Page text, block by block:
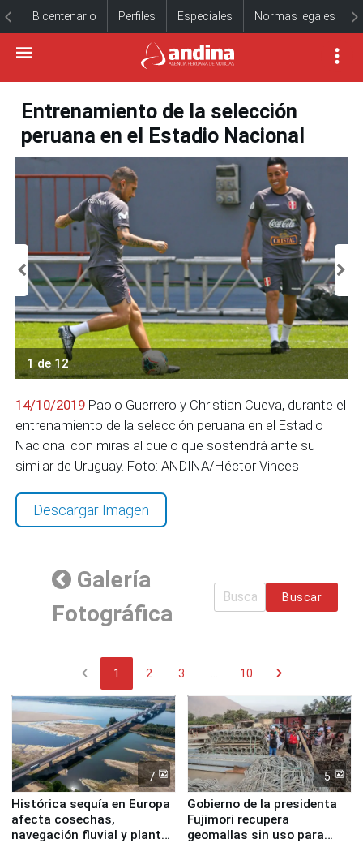
Bicentenario Perfiles Especiales Normas legales
Entrenamiento de la selección
peruana en el Estadio Nacional
1 de 12
14/10/2019 Paolo Guerrero y Christian Cueva, durante el
entrenamiento de la selección peruana en el Estadio
Nacional con miras al duelo que sostendrá ante su
similar de Uruguay. Foto: ANDINA/Héctor Vinces
Descargar Imagen
Galería
Fotográfica
Buscar
chevron_left 1 2 3 10 chevron_right
7
Histórica sequía en Europa
afecta cosechas,
navegación fluvial y plantas
5
Gobierno de la presidenta
Fujimori recupera
geomallas sin uso para